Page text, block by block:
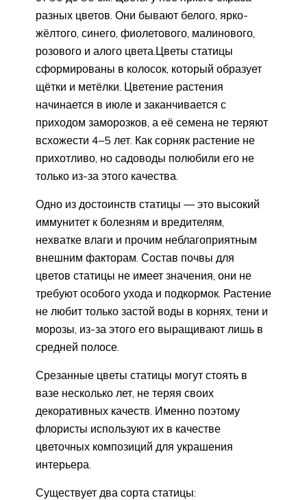
разных цветов. Они бывают белого, ярко-
жёлтого, синего, фиолетового, малинового,
розового и алого цвета.Цветы статицы
сформированы в колосок, который образует
щётки и метёлки. Цветение растения
начинается в июле и заканчивается с
приходом заморозков, а её семена не теряют
всхожести 4–5 лет. Как сорняк растение не
прихотливо, но садоводы полюбили его не
только из-за этого качества.
Одно из достоинств статицы — это высокий
иммунитет к болезням и вредителям,
нехватке влаги и прочим неблагоприятным
внешним факторам. Состав почвы для
цветов статицы не имеет значения, они не
требуют особого ухода и подкормок. Растение
не любит только застой воды в корнях, тени и
морозы, из-за этого его выращивают лишь в
средней полосе.
Срезанные цветы статицы могут стоять в
вазе несколько лет, не теряя своих
декоративных качеств. Именно поэтому
флористы используют их в качестве
цветочных композиций для украшения
интерьера.
Существует два сорта статицы: